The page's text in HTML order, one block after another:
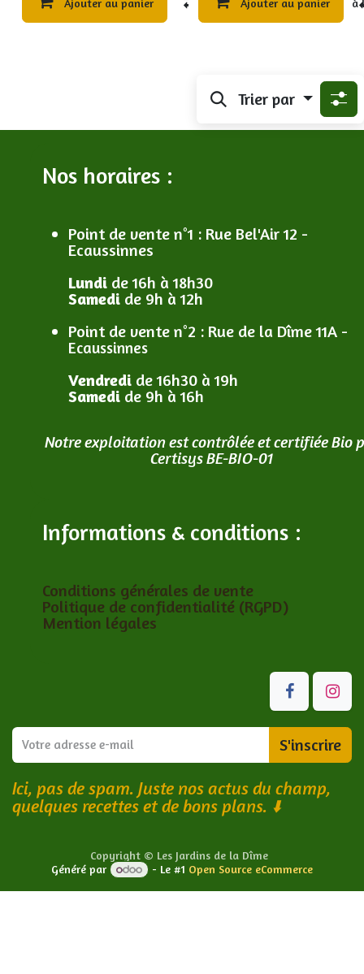
Ajouter au panier Compare Ajouter à
Ajouter au panier
Trier par
Nos horaires :
Point de vente n°1 : Rue Bel'Air 12 -
Ecaussinnes
Lundi de 16h à 18h30
Samedi de 9h à 12h
Point de vente n°2 : Rue de la Dîme 11A -
Ecaussinnes
Vendredi de 16h30 à 19h
Samedi de 9h à 16h
Notre exploitation est contrôlée et certifiée Bio
Certisys BE-BIO-01
Informations & conditions :
Conditions générales de vente
Politique de confidentialité (RGPD)
Mention légales
S'inscrire
Ici, pas de spam. Juste nos actus du champ,
quelques recettes et de bons plans. ⬇️
Copyright © Les Jardins de la Dîme
Généré par
- Le #1 Open Source eCommerce